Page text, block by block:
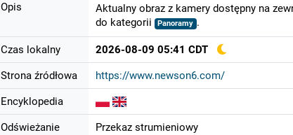
Opis
Aktualny obraz z kamery dostępny na
do kategorii
Panoramy .
Czas lokalny 2026-08-09 05:41 CDT
Strona źródłowa https://www.newson6.com/
Encyklopedia
Odświeżanie Przekaz strumieniowy